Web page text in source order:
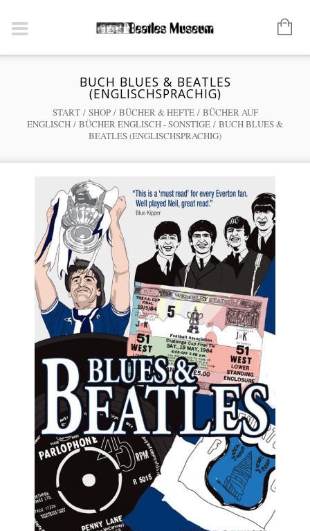
BUCH BLUES & BEATLES
(ENGLISCHSPRACHIG)
START/ SHOP/ BÜCHER & HEFTE/ BÜCHER AUF
ENGLISCH / BÜCHER ENGLISCH - SONSTIGE / BUCH BLUES &
BEATLES (ENGLISCHSPRACHIG)